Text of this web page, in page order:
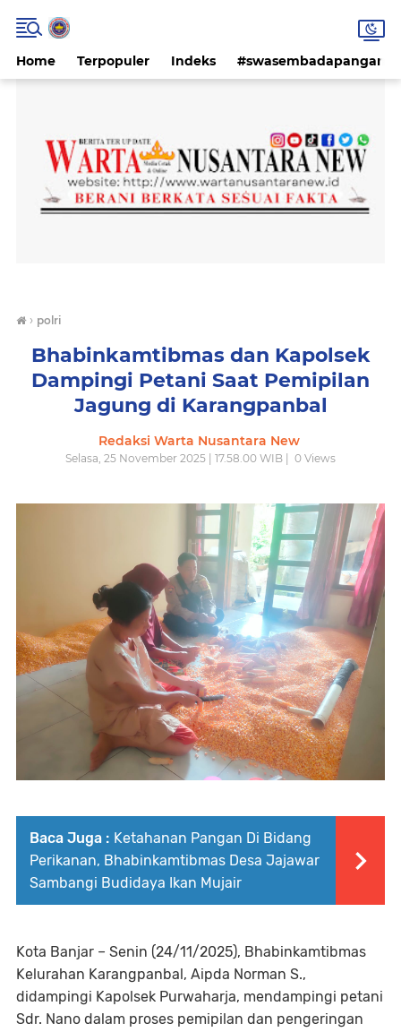
Home Terpopuler Indeks #swasembadapangan
› polri
Bhabinkamtibmas dan Kapolsek
Dampingi Petani Saat Pemipilan
Jagung di Karangpanbal
Redaksi Warta Nusantara New
Selasa, 25 November 2025 | 17.58.00 WIB | 0 Views
Baca Juga : Ketahanan Pangan Di Bidang
Perikanan, Bhabinkamtibmas Desa Jajawar
Sambangi Budidaya Ikan Mujair
Kota Banjar – Senin (24/11/2025), Bhabinkamtibmas
Kelurahan Karangpanbal, Aipda Norman S.,
didampingi Kapolsek Purwaharja, mendampingi petani
Sdr. Nano dalam proses pemipilan dan pengeringan